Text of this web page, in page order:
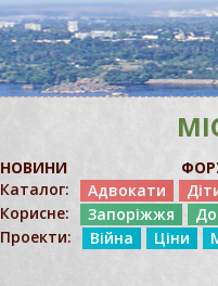
НОВИНИ
Каталог:
Адвокати
Корисне:
Запоріжжя
Проекти:
Війна Ціни